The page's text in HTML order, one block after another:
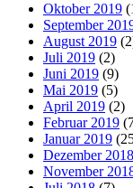
Oktober 2019
September
August 2019
Juli 2019 (2)
Juni 2019 (9)
Mai 2019 (5)
April 2019 (2)
Februar 2019
Januar 2019
Dezember 2018
November